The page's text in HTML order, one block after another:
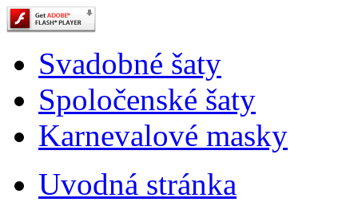
Svadobné šaty
Spoločenské šaty
Karnevalové masky
Uvodná stránka